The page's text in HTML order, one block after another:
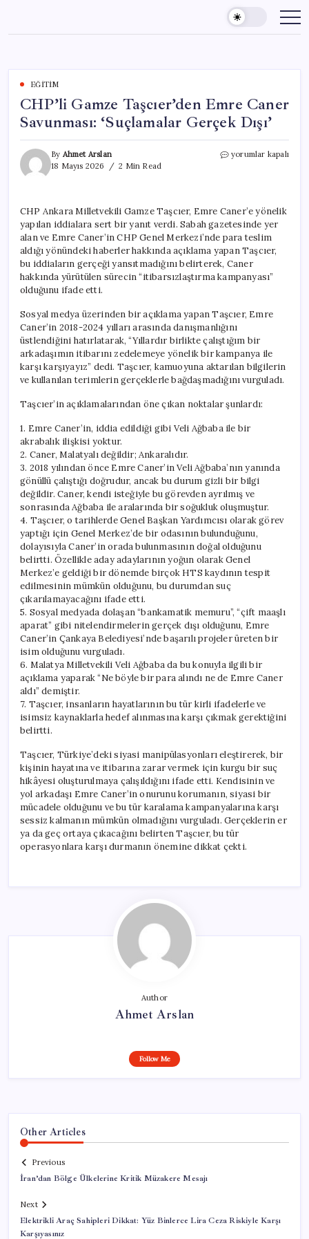
content
EĞITIM
CHP’li Gamze Taşcıer’den Emre Caner
Savunması: ‘Suçlamalar Gerçek Dışı’
By Ahmet Arslan
18 Mayıs 2026
2 Min Read
CHP’li
Savunması:
‘Suçlamalar
Gerçek
Dışı’
için
yorumlar kapalı
CHP Ankara Milletvekili Gamze Taşcıer, Emre Caner’e yönelik
yapılan iddialara sert bir yanıt verdi. Sabah gazetesinde yer
alan ve Emre Caner’in CHP Genel Merkezi’nde para teslim
aldığı yönündeki haberler hakkında açıklama yapan Taşcıer,
bu iddiaların gerçeği yansıtmadığını belirterek, Caner
hakkında yürütülen sürecin “itibarsızlaştırma kampanyası”
olduğunu ifade etti.
Sosyal medya üzerinden bir açıklama yapan Taşcıer, Emre
Caner’in 2018-2024 yılları arasında danışmanlığını
üstlendiğini hatırlatarak, “Yıllardır birlikte çalıştığım bir
arkadaşımın itibarını zedelemeye yönelik bir kampanya ile
karşı karşıyayız” dedi. Taşcıer, kamuoyuna aktarılan bilgilerin
ve kullanılan terimlerin gerçeklerle bağdaşmadığını vurguladı.
Taşcıer’in açıklamalarından öne çıkan noktalar şunlardı:
1. Emre Caner’in, iddia edildiği gibi Veli Ağbaba ile bir
akrabalık ilişkisi yoktur.
2. Caner, Malatyalı değildir; Ankaralıdır.
3. 2018 yılından önce Emre Caner’in Veli Ağbaba’nın yanında
gönüllü çalıştığı doğrudur, ancak bu durum gizli bir bilgi
değildir. Caner, kendi isteğiyle bu görevden ayrılmış ve
sonrasında Ağbaba ile aralarında bir soğukluk oluşmuştur.
4. Taşcıer, o tarihlerde Genel Başkan Yardımcısı olarak görev
yaptığı için Genel Merkez’de bir odasının bulunduğunu,
dolayısıyla Caner’in orada bulunmasının doğal olduğunu
belirtti. Özellikle aday adaylarının yoğun olarak Genel
Merkez’e geldiği bir dönemde birçok HTS kaydının tespit
edilmesinin mümkün olduğunu, bu durumdan suç
çıkarılamayacağını ifade etti.
5. Sosyal medyada dolaşan “bankamatik memuru”, “çift maaşlı
aparat” gibi nitelendirmelerin gerçek dışı olduğunu, Emre
Caner’in Çankaya Belediyesi’nde başarılı projeler üreten bir
isim olduğunu vurguladı.
6. Malatya Milletvekili Veli Ağbaba da bu konuyla ilgili bir
açıklama yaparak “Ne böyle bir para alındı ne de Emre Caner
aldı” demiştir.
7. Taşcıer, insanların hayatlarının bu tür kirli ifadelerle ve
isimsiz kaynaklarla hedef alınmasına karşı çıkmak gerektiğini
belirtti.
Taşcıer, Türkiye’deki siyasi manipülasyonları eleştirerek, bir
kişinin hayatına ve itibarına zarar vermek için kurgu bir suç
hikâyesi oluşturulmaya çalışıldığını ifade etti. Kendisinin ve
yol arkadaşı Emre Caner’in onurunu korumanın, siyasi bir
mücadele olduğunu ve bu tür karalama kampanyalarına karşı
sessiz kalmanın mümkün olmadığını vurguladı. Gerçeklerin er
ya da geç ortaya çıkacağını belirten Taşcıer, bu tür
operasyonlara karşı durmanın önemine dikkat çekti.
Author
Ahmet Arslan
Follow Me
Other Articles
Previous
İran’dan Bölge Ülkelerine Kritik Müzakere Mesajı
Next
Elektrikli Araç Sahipleri Dikkat: Yüz Binlerce Lira Ceza Riskiyle Karşı
Karşıyasınız